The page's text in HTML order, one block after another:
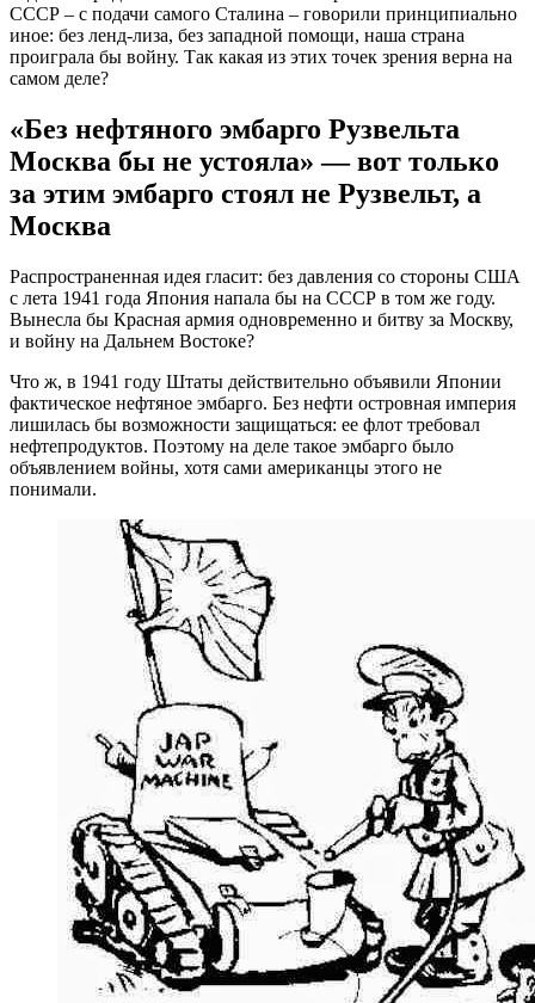
СССР – с подачи самого Сталина – говорили принципиально
иное: без ленд-лиза, без западной помощи, наша страна
проиграла бы войну. Так какая из этих точек зрения верна на
самом деле?
«Без нефтяного эмбарго Рузвельта
Москва бы не устояла» — вот только
за этим эмбарго стоял не Рузвельт, а
Москва
Распространенная идея гласит: без давления со стороны США
с лета 1941 года Япония напала бы на СССР в том же году.
Вынесла бы Красная армия одновременно и битву за Москву,
и войну на Дальнем Востоке?
Что ж, в 1941 году Штаты действительно объявили Японии
фактическое нефтяное эмбарго. Без нефти островная империя
лишилась бы возможности защищаться: ее флот требовал
нефтепродуктов. Поэтому на деле такое эмбарго было
объявлением войны, хотя сами американцы этого не
понимали.